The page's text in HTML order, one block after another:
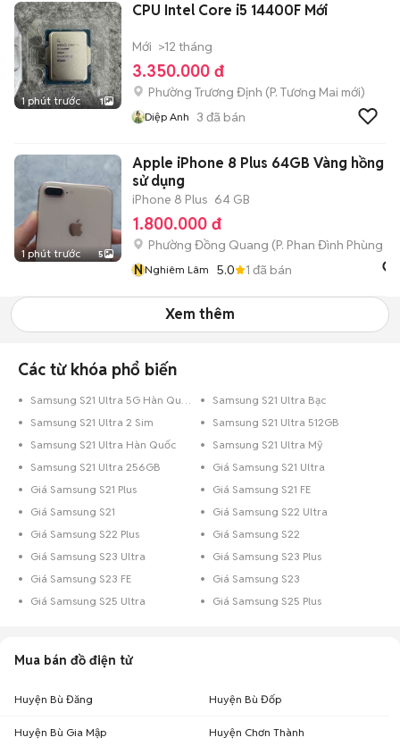
1 phút trước 1
CPU Intel Core i5 14400F Mới
Mới >12 tháng
3.350.000 đ
Phường Trương Định (P. Tương Mai mới)
Diệp Anh 3 đã bán
1 phút trước 5
Apple iPhone 8 Plus 64GB Vàng hồng
sử dụng
iPhone 8 Plus 64 GB
1.800.000 đ
Phường Đồng Quang (P. Phan Đình Phùng
NNghiêm Lâm 5.0 1 đã bán
Xem thêm
Các từ khóa phổ biến
Samsung S21 Ultra 5G Hàn Quốc
Samsung S21 Ultra Bạc
Samsung S21 Ultra 2 Sim
Samsung S21 Ultra 512GB
Samsung S21 Ultra Hàn Quốc
Samsung S21 Ultra Mỹ
Samsung S21 Ultra 256GB
Giá Samsung S21 Ultra
Giá Samsung S21 Plus
Giá Samsung S21 FE
Giá Samsung S21
Giá Samsung S22 Ultra
Giá Samsung S22 Plus
Giá Samsung S22
Giá Samsung S23 Ultra
Giá Samsung S23 Plus
Giá Samsung S23 FE
Giá Samsung S23
Giá Samsung S25 Ultra
Giá Samsung S25 Plus
Mua bán đồ điện tử
Huyện Bù Đăng Huyện Bù Đốp
Huyện Bù Gia Mập Huyện Chơn Thành